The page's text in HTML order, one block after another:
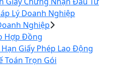
Lý Doanh Nghiệp
Nghiệp
Hợp Đồng
Hạn Giấy Phép Lao Động
Toán Trọn Gói